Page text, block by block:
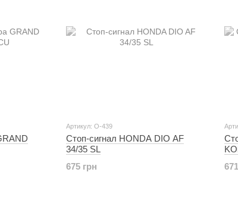
Артикул: O-439
Стоп-сигнал HONDA DIO AF
34/35 SL
675 грн